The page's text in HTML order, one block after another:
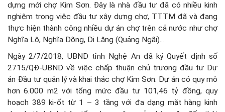
dựng mới chợ Kim Sơn. Đây là nhà đầu tư đã có nhiều kinh
nghiệm trong việc đầu tư xây dựng chợ, TTTM đã và đang
thực hiện thành công nhiều dự án chợ trên cả nước như chợ
Nghĩa Lộ, Nghĩa Dõng, Di Lăng (Quảng Ngãi)…
Ngày 2/7/2018, UBND tỉnh Nghệ An đã ký Quyết định số
2715/QĐ-UBND về việc chấp thuận chủ trương đầu tư Dự
án Đầu tư quản lý và khai thác chợ Kim Sơn. Dự án có quy mô
hơn 6.000 m2 với tổng mức đầu tư 101,46 tỷ đồng, quy
hoạch 389 ki-ốt từ 1 – 3 tầng với đa dạng mặt hàng kinh